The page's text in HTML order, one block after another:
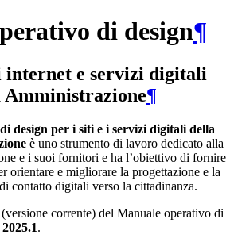
di design¶
internet e servizi digitali
Amministrazione¶
design per i siti e i servizi digitali della
è uno strumento di lavoro dedicato alla
e i suoi fornitori e ha l’obiettivo di fornire
orientare e migliorare la progettazione e la
contatto digitali verso la cittadinanza.
corrente) del Manuale operativo di
2025.1.